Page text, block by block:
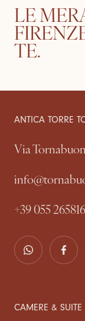
LE
TE.
ANTICA TORRE
Via
+39 055
CAMERE & SUITE